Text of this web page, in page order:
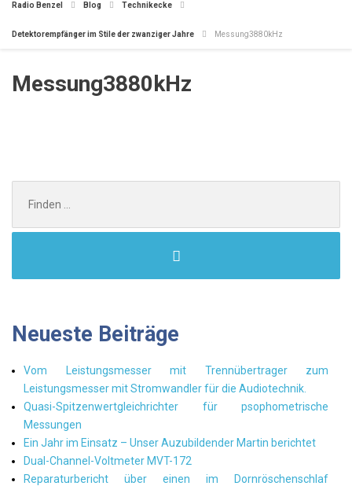
Radio Benzel Blog Technikecke
Detektorempfänger im Stile der zwanziger Jahre Messung3880kHz
Messung3880kHz
for:
Neueste Beiträge
Vom Leistungsmesser mit Trennübertrager zum
Leistungsmesser mit Stromwandler für die Audiotechnik.
Quasi-Spitzenwertgleichrichter für psophometrische
Messungen
Ein Jahr im Einsatz – Unser Auzubildender Martin berichtet
Dual-Channel-Voltmeter MVT-172
Reparaturbericht über einen im Dornröschenschlaf